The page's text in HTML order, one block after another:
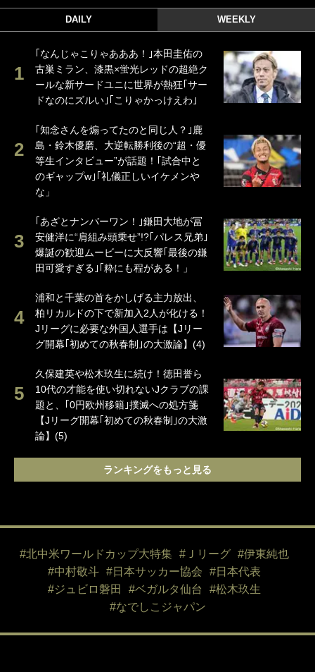
DAILY WEEKLY
｢なんじゃこりゃあああ！｣本田圭佑の
古巣ミラン、漆黒×蛍光レッドの超絶ク
ールな新サードユニに世界が熱狂｢サー
ドなのにズルい｣｢こりゃかっけえわ｣
｢知念さんを煽ってたのと同じ人？｣鹿
島・鈴木優磨、大逆転勝利後の“超・優
等生インタビュー”が話題！｢試合中と
のギャップw｣｢礼儀正しいイケメンや
な」
｢あざとナンバーワン！｣鎌田大地が冨
安健洋に“肩組み頭乗せ”!?｢パレス兄弟｣
爆誕の歓迎ムービーに大反響｢最後の鎌
田可愛すぎる｣｢粋にも程がある！」
浦和と千葉の首をかしげる主力放出、
柏リカルドの下で新加入2人が化ける！
Jリーグに必要な外国人選手は【Jリー
グ開幕｢初めての秋春制｣の大激論】(4)
久保建英や松木玖生に続け！徳田誉ら
10代の才能を使い切れないJクラブの課
題と、｢0円欧州移籍｣撲滅への処方箋
【Jリーグ開幕｢初めての秋春制｣の大激
論】(5)
ランキングをもっと見る
#北中米ワールドカップ大特集 #Ｊリーグ
#伊東純也
#中村敬斗
#日本サッカー協会
#日本代表
#ジュビロ磐田
#ベガルタ仙台
#松木玖生
#なでしこジャパン